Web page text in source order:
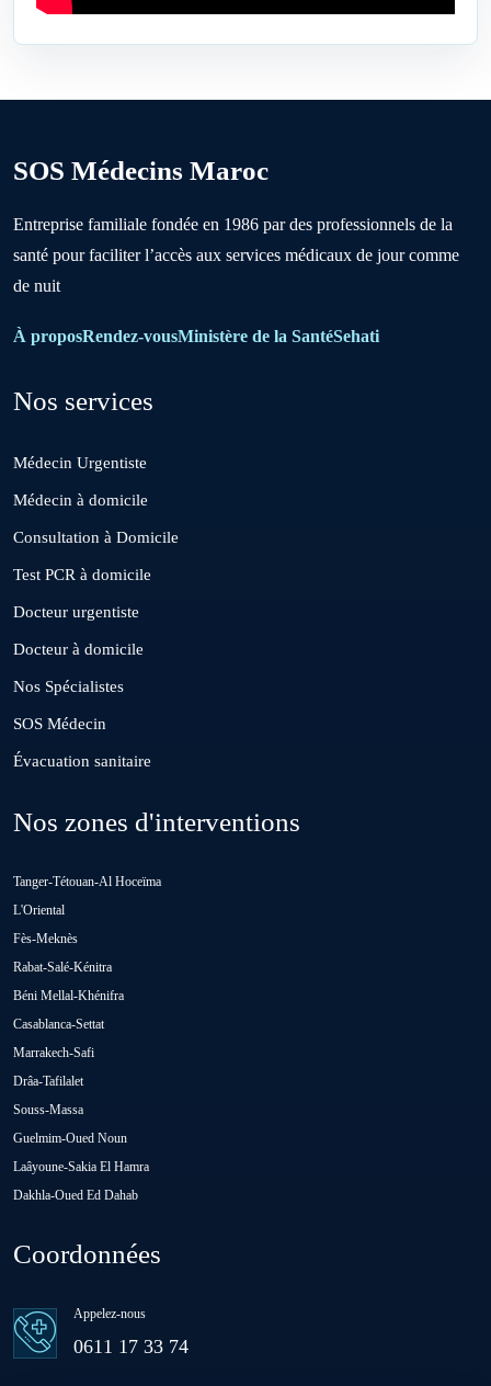
Boujniba
Boulanouare
Bouznika
Deroua
El Borouj
El Gara
Guisser
Hattane
Khouribga
Loulad
Oulad H'Riz Sahel
Oulad Saïd
Ras El Aïn
SOS Médecins Maroc
Entreprise familiale fondée en 1986 par des professionnels de la
santé pour faciliter l’accès aux services médicaux de jour comme
de nuit
À proposRendez-vousMinistère de la SantéSehati
Nos services
Médecin Urgentiste
Médecin à domicile
Consultation à Domicile
Test PCR à domicile
Docteur urgentiste
Docteur à domicile
Nos Spécialistes
SOS Médecin
Évacuation sanitaire
Nos zones d'interventions
Tanger-Tétouan-Al Hoceïma
L'Oriental
Fès-Meknès
Rabat-Salé-Kénitra
Béni Mellal-Khénifra
Casablanca-Settat
Marrakech-Safi
Drâa-Tafilalet
Souss-Massa
Guelmim-Oued Noun
Laâyoune-Sakia El Hamra
Dakhla-Oued Ed Dahab
Coordonnées
Appelez-nous
0611 17 33 74